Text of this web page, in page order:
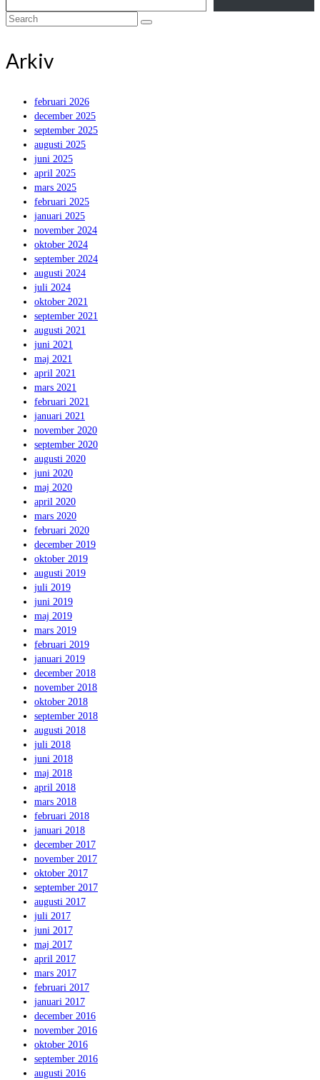
Search
Arkiv
februari 2026
december 2025
september 2025
augusti 2025
juni 2025
april 2025
mars 2025
februari 2025
januari 2025
november 2024
oktober 2024
september 2024
augusti 2024
juli 2024
oktober 2021
september 2021
augusti 2021
juni 2021
maj 2021
april 2021
mars 2021
februari 2021
januari 2021
november 2020
september 2020
augusti 2020
juni 2020
maj 2020
april 2020
mars 2020
februari 2020
december 2019
oktober 2019
augusti 2019
juli 2019
juni 2019
maj 2019
mars 2019
februari 2019
januari 2019
december 2018
november 2018
oktober 2018
september 2018
augusti 2018
juli 2018
juni 2018
maj 2018
april 2018
mars 2018
februari 2018
januari 2018
december 2017
november 2017
oktober 2017
september 2017
augusti 2017
juli 2017
juni 2017
maj 2017
april 2017
mars 2017
februari 2017
januari 2017
december 2016
november 2016
oktober 2016
september 2016
augusti 2016